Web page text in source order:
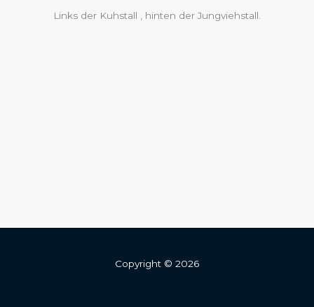
Links der Kuhstall , hinten der Jungviehstall.
Copyright © 2026